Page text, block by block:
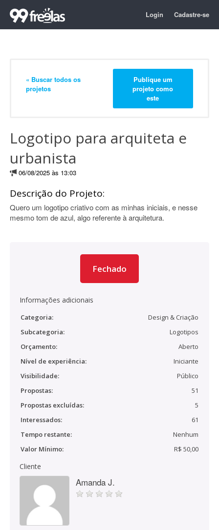
Login Cadastre-se
« Buscar todos os
projetos
Publique um
projeto como
este
Logotipo para arquiteta e
urbanista
06/08/2025 às 13:03
Descrição do Projeto:
Quero um logotipo criativo com as minhas iniciais, e nesse
mesmo tom de azul, algo referente à arquitetura.
Fechado
Informações adicionais
Categoria:
Design & Criação
Subcategoria:
Logotipos
Orçamento:
Aberto
Nível de experiência:
Iniciante
Visibilidade:
Público
Propostas:
51
Propostas excluídas:
5
Interessados:
61
Tempo restante:
Nenhum
Valor Mínimo:
R$ 50,00
Cliente
Amanda J.